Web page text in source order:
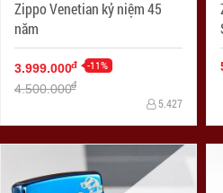
Zippo Venetian kỷ niệm 45
năm
3.999.000đ -11%
4.500.000đ
5.427